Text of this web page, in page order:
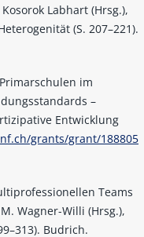
Labhart (Hrsg.),
(S. 207–221).
im
–
Entwicklung
grants/grant/188805
Teams
Wagner-Willi (Hrsg.),
Budrich.